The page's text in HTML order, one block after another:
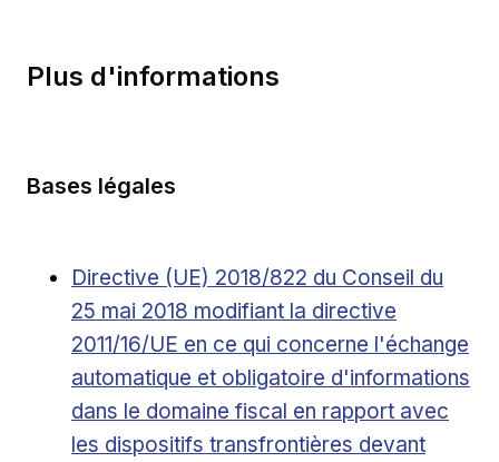
Plus d'informations
Bases légales
Ouvrir dans une nouvelle fenêtre
Directive (UE) 2018/822 du Conseil du
25 mai 2018 modifiant la directive
2011/16/UE en ce qui concerne l'échange
automatique et obligatoire d'informations
dans le domaine fiscal en rapport avec
les dispositifs transfrontières devant